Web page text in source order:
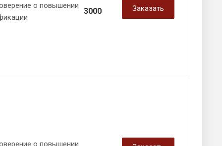
о повышении
3000 Заказать
о повышении